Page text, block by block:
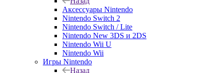
Аксессуары Nintendo
Nintendo Switch 2
Nintendo Switch / Lite
Nintendo New 3DS и 2DS
Nintendo Wii U
Nintendo Wii
Игры Nintendo
Назад